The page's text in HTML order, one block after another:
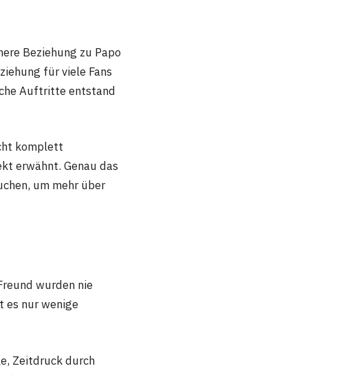
Beziehung zu Papo
für viele Fans
Auftritte entstand
komplett
erwähnt. Genau das
um mehr über
wurden nie
nur wenige
Zeitdruck durch